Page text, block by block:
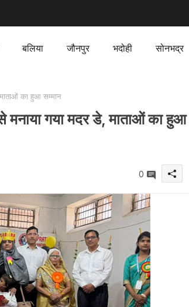
बलिया जौनपुर भदोही सोनभद्र
का हुआ सम्मान
गया मदर डे, माताओं का हुआ
0